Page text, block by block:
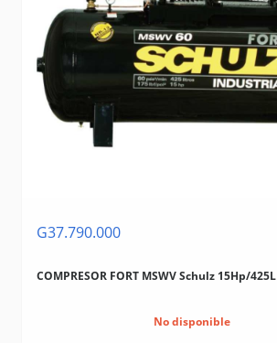
G37.790.000
COMPRESOR FORT MSWV Schulz 15Hp/425L
No disponible